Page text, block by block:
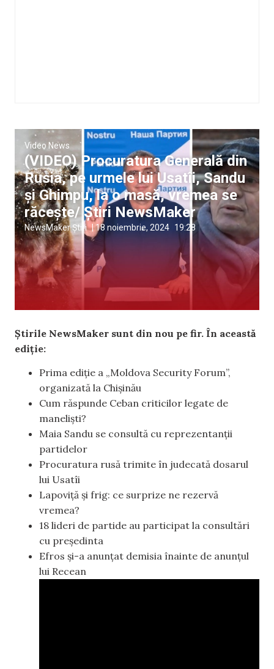
Video News
(VIDEO) Procuratura Generală din
Rusia, pe urmele lui Usatîi, Sandu
și Ghimpu, la o masă, vremea se
răcește/ Știri NewsMaker
NewsMaker Știri |18 noiembrie, 2024 19:28
Știrile NewsMaker sunt din nou pe fir. În această
ediție:
Prima ediție a „Moldova Security Forum”,
organizată la Chișinău
Cum răspunde Ceban criticilor legate de
maneliști?
Maia Sandu se consultă cu reprezentanții
partidelor
Procuratura rusă trimite în judecată dosarul
lui Usatîi
Lapoviță și frig: ce surprize ne rezervă
vremea?
18 lideri de partide au participat la consultări
cu președinta
Efros și-a anunțat demisia înainte de anunțul
lui Recean